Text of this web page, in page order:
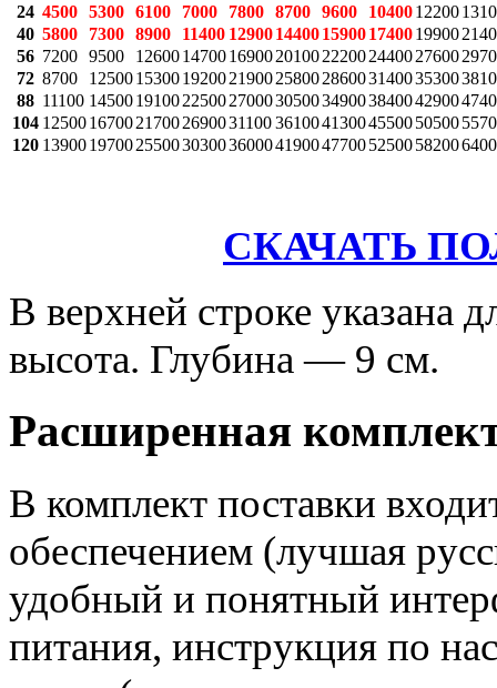
24 4500 5300 6100 7000 7800 8700 9600 1040012200
40 5800 7300 8900 11400 1290014400159001740019900
56 7200 9500 12600147001690020100222002440027600
72 8700 1250015300192002190025800286003140035300
88 11100 1450019100225002700030500349003840042900
104 125001670021700269003110036100413004550050500
120 139001970025500303003600041900477005250058200
СКАЧАТЬ
В верхней строке указана
высота. Глубина — 9 см.
Расширенная
В комплект поставки
обеспечением (лучшая
удобный и понятный
питания, инструкция по